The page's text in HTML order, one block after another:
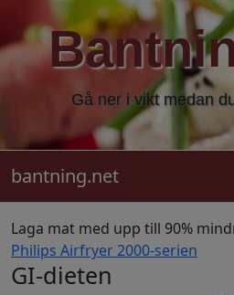
Gå ner i vikt medan
bantning.net
Laga mat med upp till 90%
Philips Airfryer 2000-serien
GI-dieten